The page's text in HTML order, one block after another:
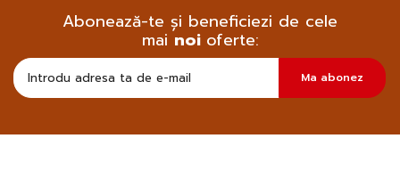
Abonează-te și beneficiezi de cele
mainoi oferte:
sa
primesc
informatii
Ma abonez